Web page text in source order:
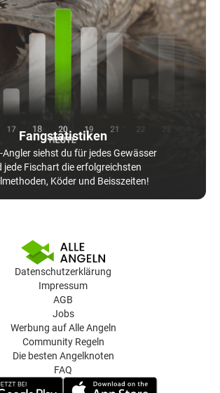
Fangstatistiken
Angler siehst du für jedes Gewässer
jede Fischart die erfolgreichsten
Köder und Beisszeiten!
Datenschutzerklärung
Impressum
AGB
Jobs
Werbung auf Alle Angeln
Community Regeln
Die besten Angelknoten
FAQ